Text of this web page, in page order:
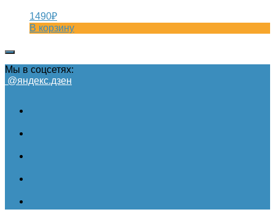
1490₽
В корзину
Мы в соцсетях:
@яндекс.дзен